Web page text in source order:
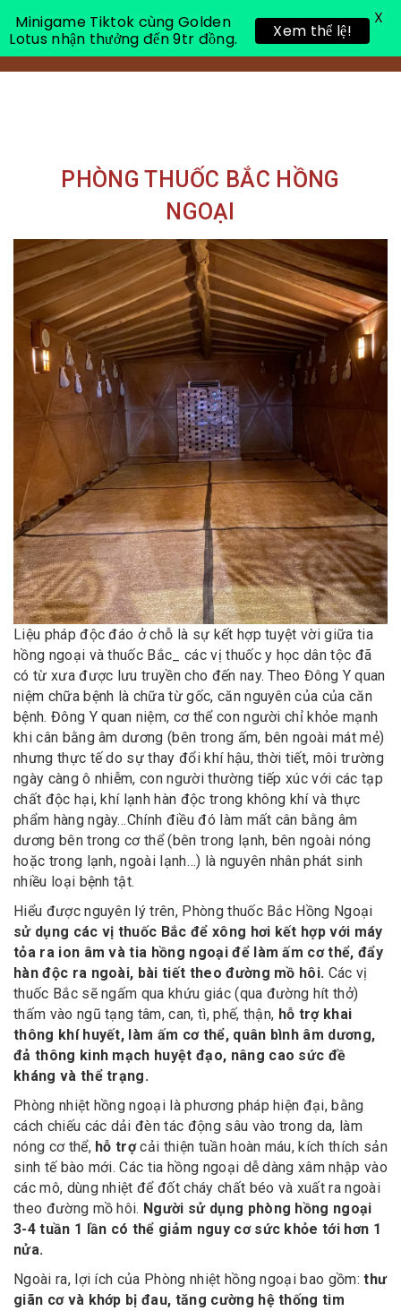
Toggle
PHÒNG THUỐC BẮC HỒNG
NGOẠI
Liệu pháp độc đáo ở chỗ là sự kết hợp tuyệt vời giữa tia
hồng ngoại và thuốc Bắc_ các vị thuốc y học dân tộc đã
có từ xưa được lưu truyền cho đến nay. Theo Đông Y quan
niệm chữa bệnh là chữa từ gốc, căn nguyên của của căn
bệnh. Đông Y quan niệm, cơ thể con người chỉ khỏe mạnh
khi cân bằng âm dương (bên trong ấm, bên ngoài mát mẻ)
nhưng thực tế do sự thay đổi khí hậu, thời tiết, môi trường
ngày càng ô nhiễm, con người thường tiếp xúc với các tạp
chất độc hại, khí lạnh hàn độc trong không khí và thực
phẩm hàng ngày…Chính điều đó làm mất cân bằng âm
dương bên trong cơ thể (bên trong lạnh, bên ngoài nóng
hoặc trong lạnh, ngoài lạnh…) là nguyên nhân phát sinh
nhiều loại bệnh tật.
Hiểu được nguyên lý trên, Phòng thuốc Bắc Hồng Ngoại
sử dụng các vị thuốc Bắc để xông hơi kết hợp với máy
tỏa ra ion âm và tia hồng ngoại để làm ấm cơ thể, đẩy
hàn độc ra ngoài, bài tiết theo đường mồ hôi. Các vị
thuốc Bắc sẽ ngấm qua khứu giác (qua đường hít thở)
thấm vào ngũ tạng tâm, can, tì, phế, thận, hỗ trợ khai
thông khí huyết, làm ấm cơ thể, quân bình âm dương,
đả thông kinh mạch huyệt đạo, nâng cao sức đề
kháng và thể trạng.
Phòng nhiệt hồng ngoại là phương pháp hiện đại, bằng
cách chiếu các dải đèn tác động sâu vào trong da, làm
nóng cơ thể, hỗ trợcải thiện tuần hoàn máu, kích thích sản
sinh tế bào mới. Các tia hồng ngoại dễ dàng xâm nhập vào
các mô, dùng nhiệt để đốt cháy chất béo và xuất ra ngoài
theo đường mồ hôi. Người sử dụng phòng hồng ngoại
3-4 tuần 1 lần có thể giảm nguy cơ sức khỏe tới hơn 1
nửa.
Ngoài ra, lợi ích của Phòng nhiệt hồng ngoại bao gồm:thư
giãn cơ và khớp bị đau, tăng cường hệ thống tim
Minigame Tiktok cùng Golden
Lotus nhận thưởng đến 9tr đồng.
Xem thể lệ!
X